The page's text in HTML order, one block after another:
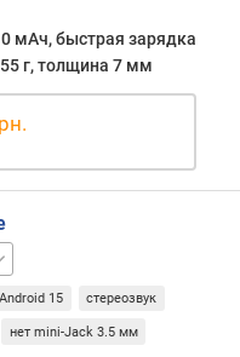
мАч, быстрая зарядка
г, толщина 7 мм
Android 15 стереозвук
нет mini-Jack 3.5 мм